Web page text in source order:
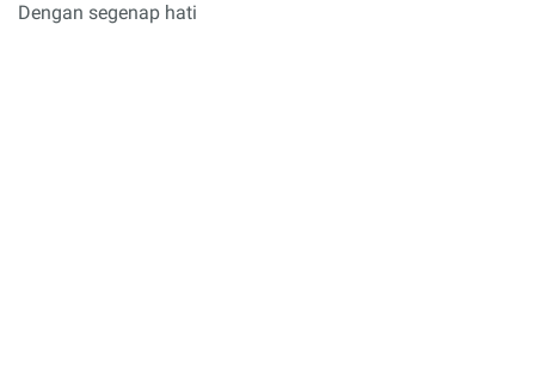
Dengan segenap hati